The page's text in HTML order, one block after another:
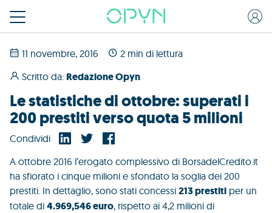
11 novembre, 2016
2 min di lettura
Scritto da: Redazione Opyn
Le statistiche di ottobre: superati i
200 prestiti verso quota 5 milioni
Condividi
A ottobre 2016 l’erogato complessivo di BorsadelCredito.it
ha sfiorato i cinque milioni e sfondato la soglia dei 200
prestiti. In dettaglio, sono stati concessi 213 prestiti per un
totale di 4.969,546 euro, rispetto ai 4,2 milioni di